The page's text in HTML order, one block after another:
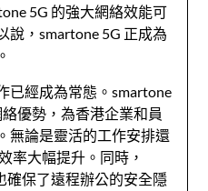
5G 的強大網絡效能可
說，smartone 5G 正成為
已經成為常態。smartone
優勢，為香港企業和員
無論是靈活的工作安排還
率大幅提升。同時，
確保了遠程辦公的安全隱